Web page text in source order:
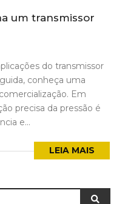
um transmissor
do transmissor
conheça uma
Em
precisa da pressão é
e...
LEIA MAIS